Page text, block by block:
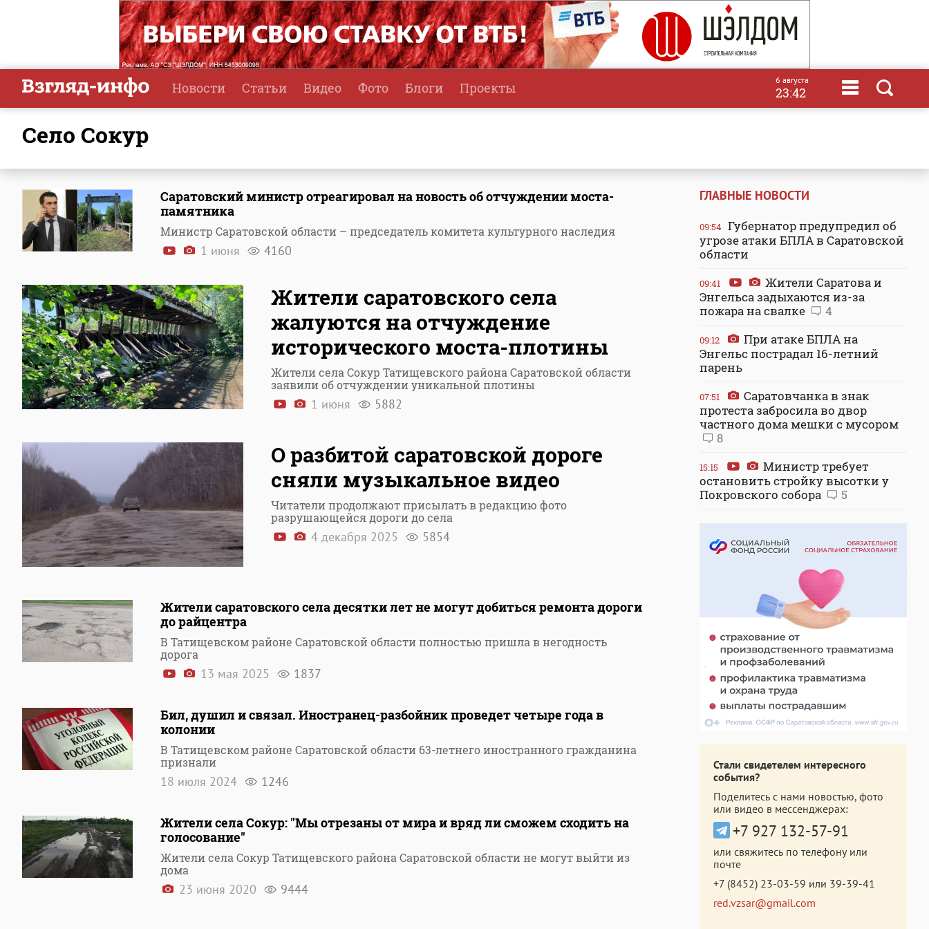
Новости Статьи Видео Фото Блоги Проекты 6 августа
23:42
село Сокур
Саратовский министр отреагировал на новость об отчуждении моста-
памятника
Министр Саратовской области – председатель комитета культурного наследия
1 июня 4160
Жители саратовского села
жалуются на отчуждение
исторического моста-плотины
Жители села Сокур Татищевского района Саратовской области
заявили об отчуждении уникальной плотины
1 июня 5882
О разбитой саратовской дороге
сняли музыкальное видео
Читатели продолжают присылать в редакцию фото
разрушающейся дороги до села
4 декабря 2025 5854
Жители саратовского села десятки лет не могут добиться ремонта дороги
до райцентра
В Татищевском районе Саратовской области полностью пришла в негодность
дорога
13 мая 2025 1837
Бил, душил и связал. Иностранец-разбойник проведет четыре года в
колонии
В Татищевском районе Саратовской области 63-летнего иностранного гражданина
признали
18 июля 2024 1246
Жители села Сокур: "Мы отрезаны от мира и вряд ли сможем сходить на
голосование"
Жители села Сокур Татищевского района Саратовской области не могут выйти из
дома
23 июня 2020 9444
ГЛАВНЫЕ НОВОСТИ
09:54 Губернатор предупредил об
угрозе атаки БПЛА в Саратовской
области
09:41
Жители Саратова и
Энгельса задыхаются из-за
пожара на свалке
4
09:12
При атаке БПЛА на
Энгельс пострадал 16-летний
парень
07:51
Саратовчанка в знак
протеста забросила во двор
частного дома мешки с мусором
8
15:15
Министр требует
остановить стройку высотки у
Покровского собора
5
Стали свидетелем интересного
события?
Поделитесь с нами новостью, фото
или видео в мессенджерах:
+7 927 132-57-91
или свяжитесь по телефону или
почте
+7 (8452) 23-03-59 или 39-39-41
red.vzsar@gmail.com